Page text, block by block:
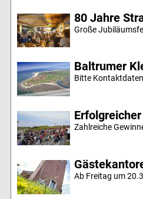
80 Jahre
Große
Baltrumer
Bitte
Zahlreiche
Ab Freitag um